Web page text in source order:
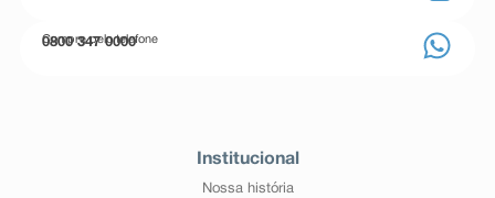
Compre pelo telefone
0800 347 0000
Institucional
Nossa história